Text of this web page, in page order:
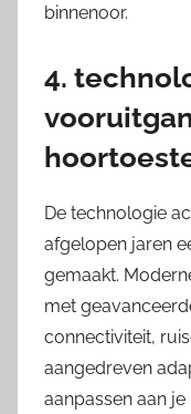
binnenoor.
4.
De technologie
afgelopen jaren
gemaakt.
met
connectiviteit,
aangedreven
aanpassen aan